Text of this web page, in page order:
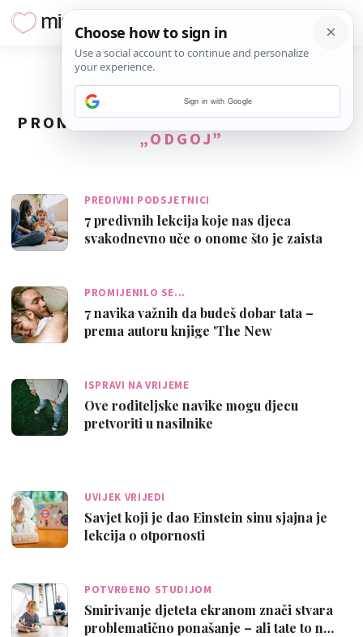
PRONAĐENO358REZULTATA ZA TAG
„ODGOJ”
PREDIVNI PODSJETNICI
7 predivnih lekcija koje nas djeca
svakodnevno uče o onome što je zaista
PROMIJENILO SE...
7 navika važnih da budeš dobar tata –
prema autoru knjige 'The New
ISPRAVI NA VRIJEME
Ove roditeljske navike mogu djecu
pretvoriti u nasilnike
UVIJEK VRIJEDI
Savjet koji je dao Einstein sinu sjajna je
lekcija o otpornosti
POTVRĐENO STUDIJOM
Smirivanje djeteta ekranom znači stvara
problematično ponašanje – ali tate to n…
Sign in with Google